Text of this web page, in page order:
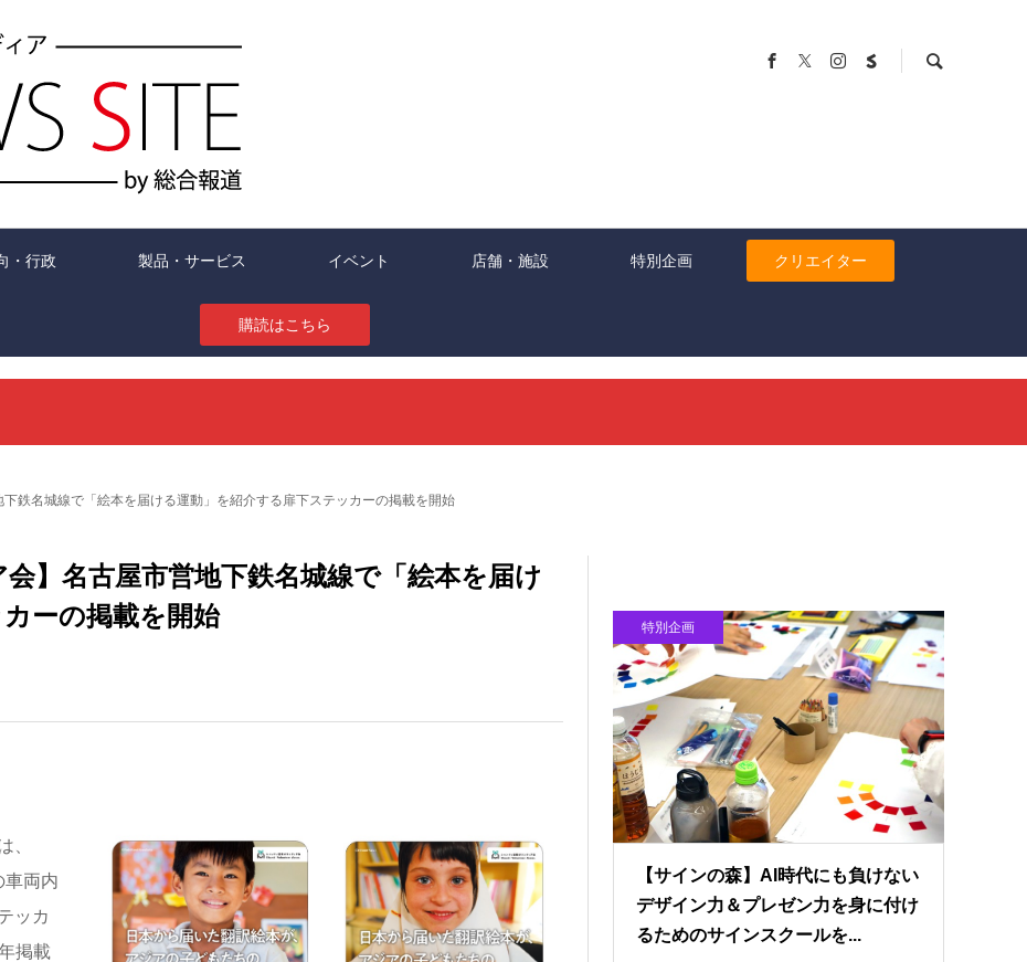
・行政 製品・サービス イベント 店舗・施設 特別企画 クリエイター
購読はこちら
鉄名城線で「絵本を届ける運動」を紹介する扉下ステッカーの掲載を開始
】名古屋市営地下鉄名城線で「絵本を届け
ーの掲載を開始
、
車両内
ッカ
掲載
特別企画
【サインの森】AI時代にも負けない
デザイン力＆プレゼン力を身に付け
るためのサインスクールを...